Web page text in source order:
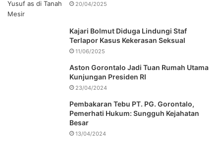
20/04/2025
Kajari Bolmut Diduga Lindungi Staf
Terlapor Kasus Kekerasan Seksual
11/06/2025
Aston Gorontalo Jadi Tuan Rumah Utama
Kunjungan Presiden RI
23/04/2024
Pembakaran Tebu PT. PG. Gorontalo,
Pemerhati Hukum: Sungguh Kejahatan
Besar
13/04/2024